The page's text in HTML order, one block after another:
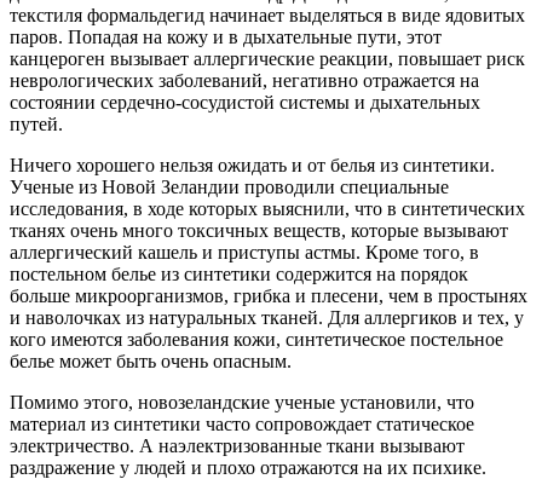
текстиля формальдегид начинает выделяться в виде ядовитых
паров. Попадая на кожу и в дыхательные пути, этот
канцероген вызывает аллергические реакции, повышает риск
неврологических заболеваний, негативно отражается на
состоянии сердечно-сосудистой системы и дыхательных
путей.
Ничего хорошего нельзя ожидать и от белья из синтетики.
Ученые из Новой Зеландии проводили специальные
исследования, в ходе которых выяснили, что в синтетических
тканях очень много токсичных веществ, которые вызывают
аллергический кашель и приступы астмы. Кроме того, в
постельном белье из синтетики содержится на порядок
больше микроорганизмов, грибка и плесени, чем в простынях
и наволочках из натуральных тканей. Для аллергиков и тех, у
кого имеются заболевания кожи, синтетическое постельное
белье может быть очень опасным.
Помимо этого, новозеландские ученые установили, что
материал из синтетики часто сопровождает статическое
электричество. А наэлектризованные ткани вызывают
раздражение у людей и плохо отражаются на их психике.